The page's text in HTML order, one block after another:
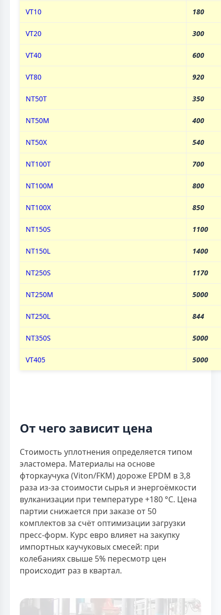
VT10 180
VT20 300
VT40 600
VT80 920
NT50T 350
NT50M 400
NT50X 540
NT100T 700
NT100M 800
NT100X 850
NT150S 1100
NT150L 1400
NT250S 1170
NT250M 5000
NT250L 844
NT350S 5000
VT405 5000
От чего зависит цена
Стоимость уплотнения определяется типом
эластомера. Материалы на основе
фторкаучука (Viton/FKM) дороже EPDM в 3,8
раза из-за стоимости сырья и энергоёмкости
вулканизации при температуре +180 °С. Цена
партии снижается при заказе от 50
комплектов за счёт оптимизации загрузки
пресс-форм. Курс евро влияет на закупку
импортных каучуковых смесей: при
колебаниях свыше 5% пересмотр цен
происходит раз в квартал.